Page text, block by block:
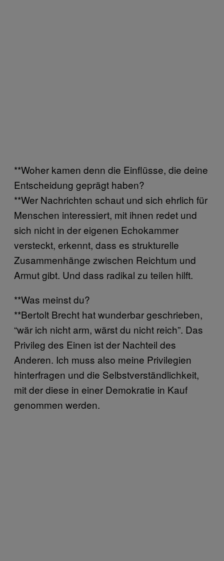
**Woher kamen denn die Einflüsse, die deine
Entscheidung geprägt haben?
**Wer Nachrichten schaut und sich ehrlich für
Menschen interessiert, mit ihnen redet und
sich nicht in der eigenen Echokammer
versteckt, erkennt, dass es strukturelle
Zusammenhänge zwischen Reichtum und
Armut gibt. Und dass radikal zu teilen hilft.
**Was meinst du?
**Bertolt Brecht hat wunderbar geschrieben,
“wär ich nicht arm, wärst du nicht reich”. Das
Privileg des Einen ist der Nachteil des
Anderen. Ich muss also meine Privilegien
hinterfragen und die Selbstverständlichkeit,
mit der diese in einer Demokratie in Kauf
genommen werden.